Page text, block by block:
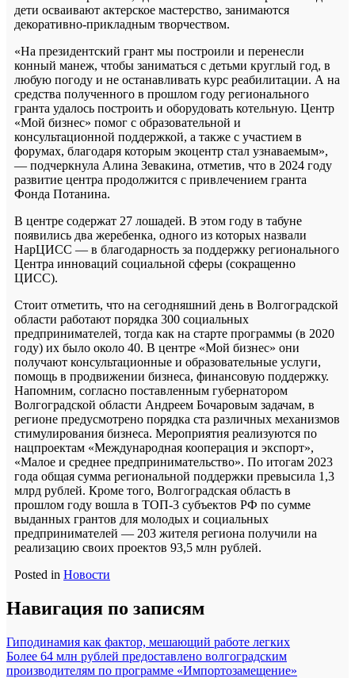
дети осваивают актерское мастерство, занимаются
декоративно-прикладным творчеством.
«На президентский грант мы построили и перенесли
конный манеж, чтобы заниматься с детьми круглый год, в
любую погоду и не останавливать курс реабилитации. А на
средства полученного в прошлом году регионального
гранта удалось построить и оборудовать котельную. Центр
«Мой бизнес» помог с образовательной и
консультационной поддержкой, а также с участием в
форумах, благодаря которым экоцентр стал узнаваемым»,
— подчеркнула Алина Зевакина, отметив, что в 2024 году
развитие центра продолжится с привлечением гранта
Фонда Потанина.
В центре содержат 27 лошадей. В этом году в табуне
появились два жеребенка, одного из которых назвали
НарЦИСС — в благодарность за поддержку регионального
Центра инноваций социальной сферы (сокращенно
ЦИСС).
Стоит отметить, что на сегодняшний день в Волгоградской
области работают порядка 300 социальных
предпринимателей, тогда как на старте программы (в 2020
году) их было около 40. В центре «Мой бизнес» они
получают консультационные и образовательные услуги,
помощь в продвижении бизнеса, финансовую поддержку.
Напомним, согласно поставленным губернатором
Волгоградской области Андреем Бочаровым задачам, в
регионе предусмотрено порядка ста различных механизмов
стимулирования бизнеса. Мероприятия реализуются по
нацпроектам «Международная кооперация и экспорт»,
«Малое и среднее предпринимательство». По итогам 2023
года общая сумма региональной поддержки превысила 1,3
млрд рублей. Кроме того, Волгоградская область в
прошлом году вошла в ТОП-3 субъектов РФ по сумме
выданных грантов для молодых и социальных
предпринимателей — 203 жителя региона получили на
реализацию своих проектов 93,5 млн рублей.
Posted in Новости
Навигация по записям
Гиподинамия как фактор, мешающий работе легких
Более 64 млн рублей предоставлено волгоградским
производителям по программе «Импортозамещение»